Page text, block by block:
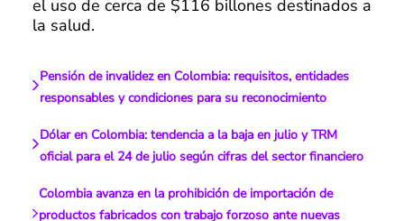
el uso de cerca de $116 billones destinados a
la salud.
Pensión de invalidez en Colombia: requisitos, entidades
responsables y condiciones para su reconocimiento
Dólar en Colombia: tendencia a la baja en julio y TRM
oficial para el 24 de julio según cifras del sector financiero
Colombia avanza en la prohibición de importación de
productos fabricados con trabajo forzoso ante nuevas